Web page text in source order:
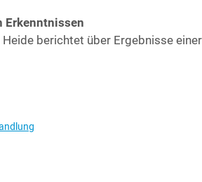
Erkennt­nis­sen
berich­tet über Ergeb­nis­se